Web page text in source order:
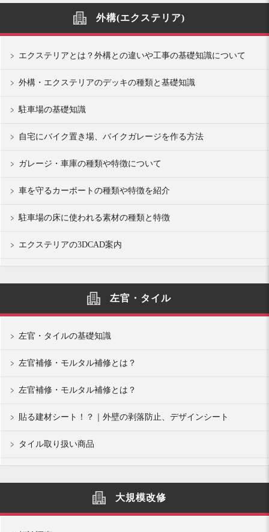
外構(エクステリア)
エクステリアとは？外構との違いや工事の基礎知識について
外構・エクステリアのデッキの種類と基礎知識
駐車場の基礎知識
自宅にバイク置き場、バイクガレージを作る方法
ガレージ・車庫の種類や特徴について
車を守るカーポートの種類や特徴を紹介
駐車場の床に使われる素材の種類と特徴
エクステリアの3DCAD案内
左官・タイル
左官・タイルの基礎知識
左官補修・モルタル補修とは？
左官補修・モルタル補修とは？
貼る建材シート！？｜外壁の剥落防止、デザインシート
タイル取り扱い商品
大規模改修